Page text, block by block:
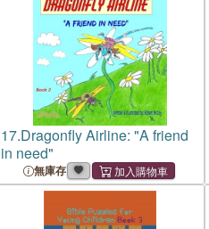
17.Dragonfly Airline: "A friend
in need"
無庫存